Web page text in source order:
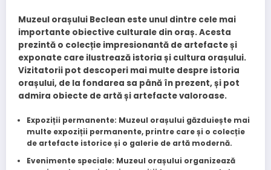
Muzeul orașului Beclean este unul dintre cele mai
importante obiective culturale din oraș. Acesta
prezintă o colecție impresionantă de artefacte și
exponate care ilustrează istoria și cultura orașului.
Vizitatorii pot descoperi mai multe despre istoria
orașului, de la fondarea sa până în prezent, și pot
admira obiecte de artă și artefacte valoroase.
Expoziții permanente: Muzeul orașului găzduiește mai
multe expoziții permanente, printre care și o colecție
de artefacte istorice și o galerie de artă modernă.
Evenimente speciale: Muzeul orașului organizează